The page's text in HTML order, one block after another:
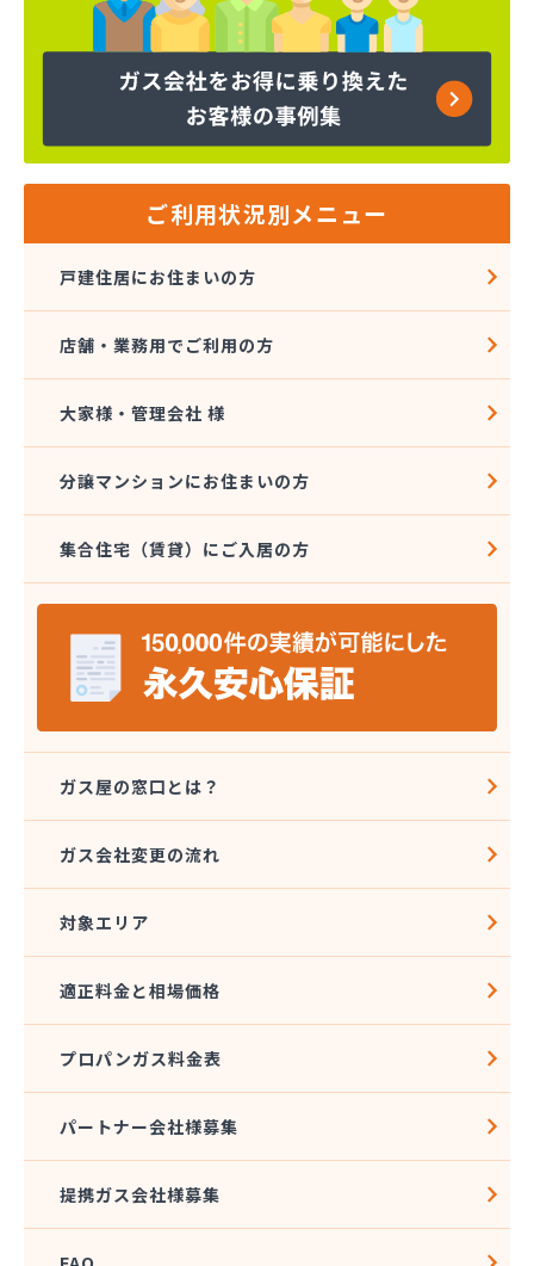
株式会社天宗 今治ガスセンター
株式会社東燃
株式会社富士商会
株式会社芳之内ガス
株式会社木田産業
丸信ガス株式会社
菊間ガス北条ショールーム
共同ガス株式会社 松山支店
玉井産業株式会社
広島ガス伯方株式会社
今出石油
三原産業株式会社 ガス販売部
三光ガス商会
三光ガス商会 伊台出張所
山岡早光商店
四国アストモスガス株式会社松山オートガススタン
四国ガス燃料株式会社 本店
四国ガス燃料株式会社 上浦出張所
四国ガス燃料株式会社 松山営業所
四国ガス燃料株式会社 宇和出張所
四国ガス燃料株式会社 新居浜営業所
四国ガス燃料株式会社 川之江出張所
四国岩谷産業株式会社 新居浜営業所
四国岩谷産業株式会社 LPGセンター・松山工場
四国岩谷産業株式会社 松山支店・松山営業所
四国溶材商事株式会社
寺田ガスセンター
松本燃料店
上浦ガス有限会社
ご利用状況別メニュー
戸建住居にお住まいの方
店舗・業務用でご利用の方
大家様・管理会社 様
分譲マンションにお住まいの方
集合住宅（賃貸）にご入居の方
ガス屋の窓口とは？
ガス会社変更の流れ
対象エリア
適正料金と相場価格
プロパンガス料金表
パートナー会社様募集
提携ガス会社様募集